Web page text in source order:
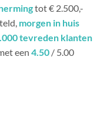
tot € 2.500,-
morgen in huis
tevreden klanten
een 4.50 / 5.00